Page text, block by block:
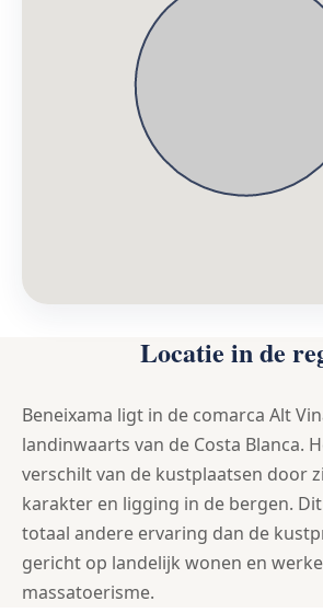
Locatie in de
Beneixama ligt in de comarca Alt
landinwaarts van de Costa Blanca.
verschilt van de kustplaatsen door
karakter en ligging in de bergen.
totaal andere ervaring dan de
gericht op landelijk wonen en
massatoerisme.